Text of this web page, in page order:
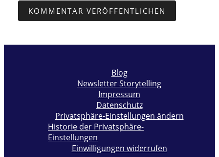
Blog
Newsletter Storytelling
Impressum
Datenschutz
Privatsphäre-Einstellungen ändern
Historie der Privatsphäre-
Einstellungen
Einwilligungen widerrufen